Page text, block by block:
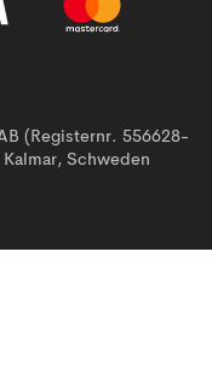
(Registernr. 556628-
Schweden